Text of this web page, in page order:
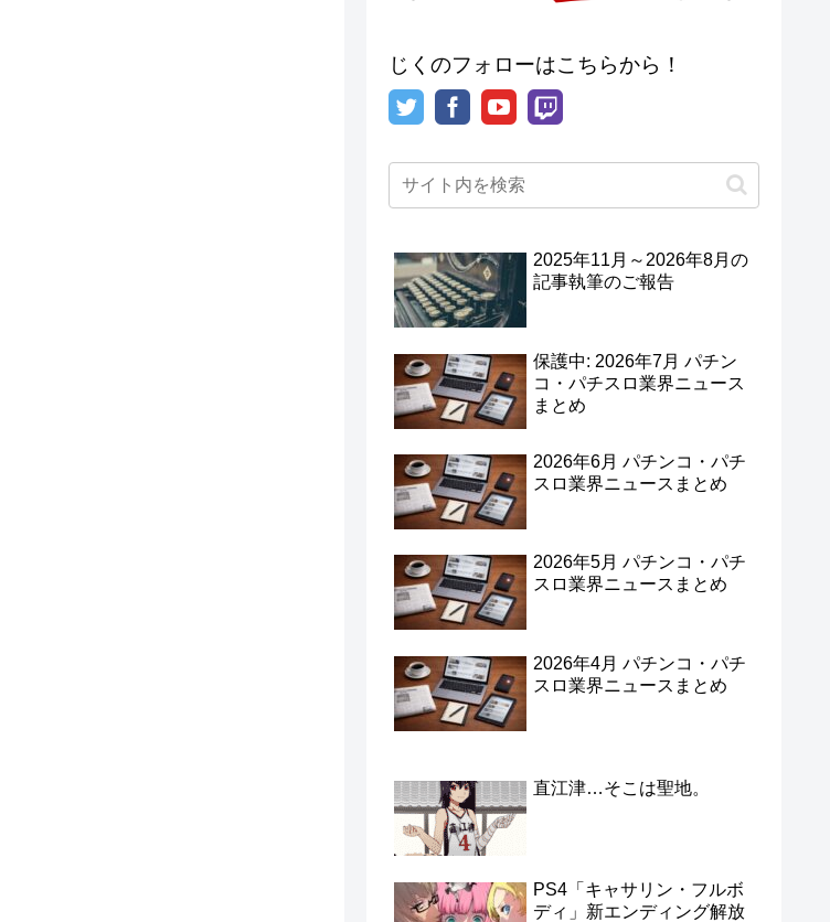
じくのフォローはこちらから！
2025年11月～2026年8月の
記事執筆のご報告
保護中: 2026年7月 パチン
コ・パチスロ業界ニュース
まとめ
2026年6月 パチンコ・パチ
スロ業界ニュースまとめ
2026年5月 パチンコ・パチ
スロ業界ニュースまとめ
2026年4月 パチンコ・パチ
スロ業界ニュースまとめ
直江津…そこは聖地。
PS4「キャサリン・フルボ
ディ」新エンディング解放